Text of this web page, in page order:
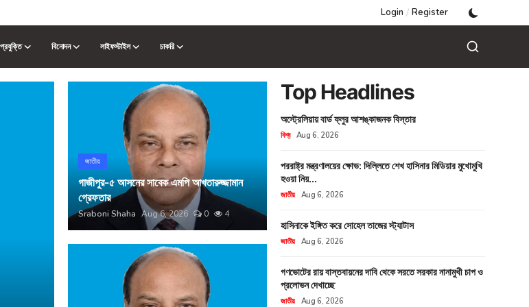
Login / Register
প্রযুক্তি বিনোদন লাইফস্টাইল চাকরি
জাতীয়
গাজীপুর-৫ আসনের সাবেক এমপি আখতারুজ্জামান
গ্রেফতার
Sraboni Shaha Aug 6, 2026 0 4
Top Headlines
অস্ট্রেলিয়ায় বার্ড ফ্লুর আশঙ্কাজনক বিস্তার
বিশ্ব Aug 6, 2026
পররাষ্ট্র মন্ত্রণালয়ের ক্ষোভ: দিল্লিতে শেখ হাসিনার মিডিয়ার মুখোমুখি
হওয়া নিয়...
জাতীয় Aug 6, 2026
হাসিনাকে ইঙ্গিত করে সোহেল তাজের স্ট্যাটাস
জাতীয় Aug 6, 2026
গণভোটের রায় বাস্তবায়নের দাবি থেকে সরতে সরকার নানামুখী চাপ ও
প্রলোভন দেখাচ্ছে
জাতীয় Aug 6, 2026